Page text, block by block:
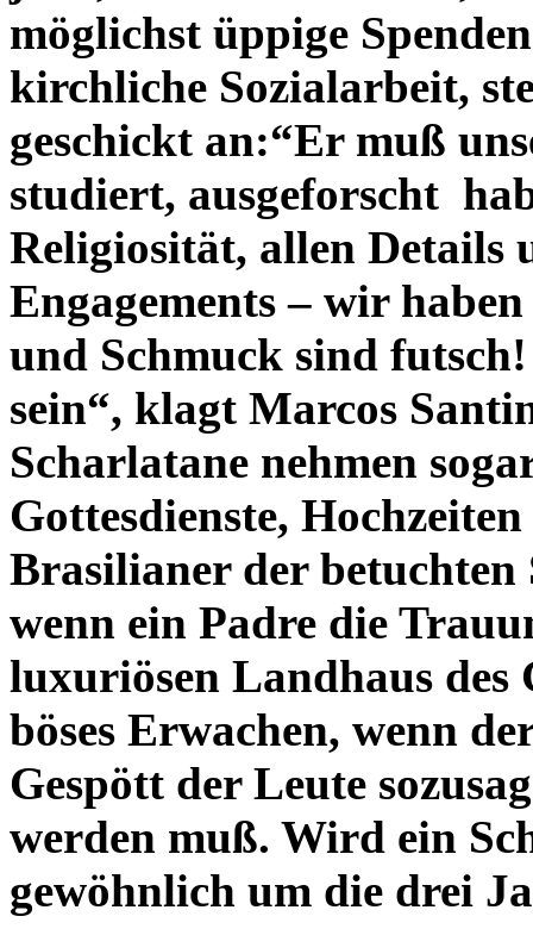
möglichst üppige
kirchliche Sozialarbeit,
geschickt an:“Er muß
studiert, ausgeforscht
Religiosität, allen Details
Engagements – wir
und Schmuck sind
sein“, klagt Marcos
Scharlatane nehmen
Gottesdienste,
Brasilianer der betuchten
wenn ein Padre die
luxuriösen Landhaus des
böses Erwachen, wenn
Gespött der Leute
werden muß. Wird ein
gewöhnlich um die drei